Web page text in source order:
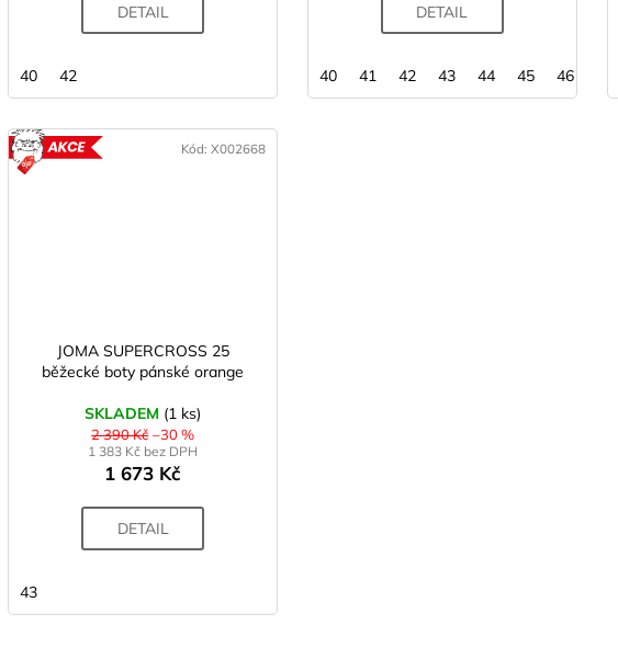
DETAIL
40 42
DETAIL
40 41 42 43 44 45 46
JOMA SUPERCROSS 25
běžecké boty pánské orange
SKLADEM (1 ks)
2 390 Kč –30 %
1 383 Kč bez DPH
1 673 Kč
DETAIL
43
Kód:X002668